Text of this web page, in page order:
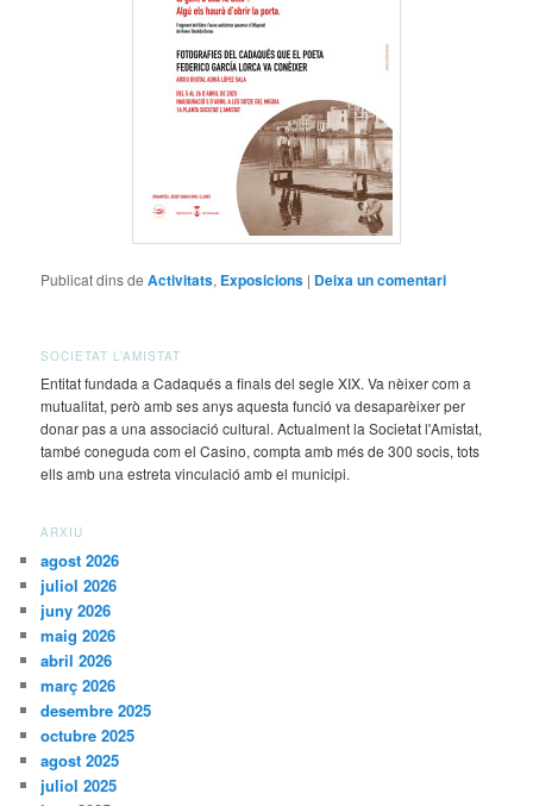
Publicat dins de Activitats, Exposicions | Deixa un comentari
SOCIETAT L’AMISTAT
Entitat fundada a Cadaqués a finals del segle XIX. Va nèixer com a
mutualitat, però amb ses anys aquesta funció va desaparèixer per
donar pas a una associació cultural. Actualment la Societat l'Amistat,
també coneguda com el Casino, compta amb més de 300 socis, tots
ells amb una estreta vinculació amb el municipi.
ARXIU
agost 2026
juliol 2026
juny 2026
maig 2026
abril 2026
març 2026
desembre 2025
octubre 2025
agost 2025
juliol 2025